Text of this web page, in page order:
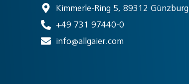
Kimmerle-Ring 5, 89312 Günzburg
+49 731 97440-0
info@allgaier.com